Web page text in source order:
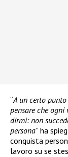
“A un certo
pensare che ogni
dirmi: non
persona” ha
conquista
lavoro su se